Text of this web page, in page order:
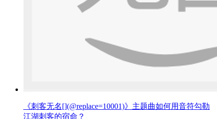
《刺客无名[](@replace=10001)》主题曲如何用音符勾勒
江湖刺客的宿命？